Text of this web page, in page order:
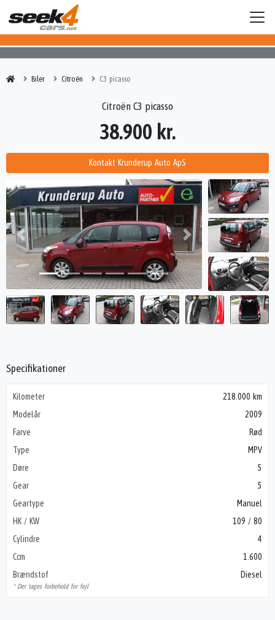
Biler Citroën C3 picasso
38.900 kr.
Kontakt Krunderup Auto ApS
Citroën C3 picasso
Specifikationer
Kilometer
218.000 km
Modelår
2009
Farve
Rød
Type
MPV
Døre
5
Gear
5
Geartype
Manuel
HK / KW
109 / 80
Cylindre
4
Ccm
1.600
Brændstof
Diesel
* Der tages forbehold for fejl